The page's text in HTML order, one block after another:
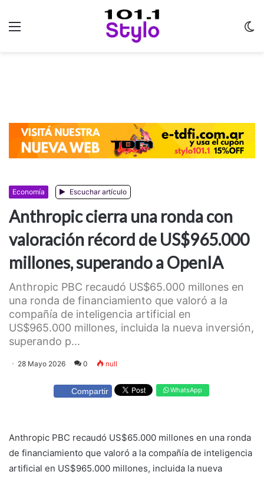
Economía Escuchar artículo
Anthropic cierra una ronda con
valoración récord de US$965.000
millones, superando a OpenIA
Anthropic PBC recaudó US$65.000 millones en
una ronda de financiamiento que valoró a la
compañía de inteligencia artificial en
US$965.000 millones, incluida la nueva inversión,
superando p...
28 Mayo 2026 0 null
Compartir WhatsApp
Anthropic PBC recaudó US$65.000 millones en una ronda
de financiamiento que valoró a la compañía de inteligencia
artificial en US$965.000 millones, incluida la nueva